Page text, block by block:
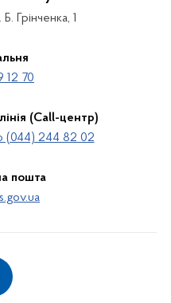
Грінченка, 1
12 70
(Call-центр)
(044) 244 82 02
пошта